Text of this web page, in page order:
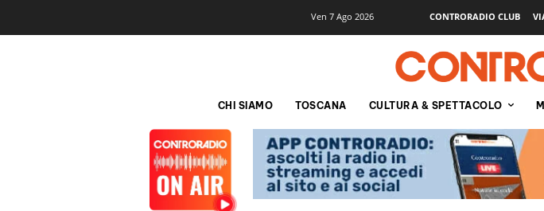
Ven 7 Ago 2026 CONTRORADIO CLUB
CHI SIAMO TOSCANA CULTURA & SPETTACOLO